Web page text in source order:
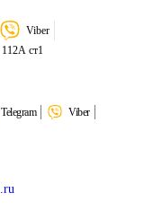
Viber
ст1
Telegram
Viber